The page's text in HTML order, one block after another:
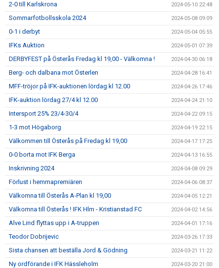
2-0 till Karlskrona 2024-05-10 22:48
Sommarfotbollsskola 2024 2024-05-08 09:09
0-1 i derbyt 2024-05-04 05:55
IFKs Auktion 2024-05-01 07:39
DERBYFEST på Österås Fredag kl 19,00 - Välkomna ! 2024-04-30 06:18
Berg- och dalbana mot Österlen 2024-04-28 16:41
MFF-tröjor på IFK-auktionen lördag kl 12.00 2024-04-26 17:46
IFK-auktion lördag 27/4 kl 12.00 2024-04-24 21:10
Intersport 25% 23/4-30/4 2024-04-22 09:15
1-3 mot Högaborg 2024-04-19 22:15
Välkommen till Österås på Fredag kl 19,00 2024-04-17 17:25
0-0 borta mot IFK Berga 2024-04-13 16:55
Inskrivning 2024 2024-04-08 09:29
Förlust i hemmapremiären 2024-04-06 08:37
Välkomna till Österås A-Plan kl 19,00 2024-04-05 12:21
Välkomna till Österås ! IFK Hlm - Kristianstad FC 2024-04-02 14:56
Alve Lind flyttas upp i A-truppen 2024-04-01 17:16
Teodor Dobrijevic 2024-03-26 17:33
Sista chansen att beställa Jord & Gödning 2024-03-21 11:22
Ny ordförande i IFK Hässleholm 2024-03-20 21:00